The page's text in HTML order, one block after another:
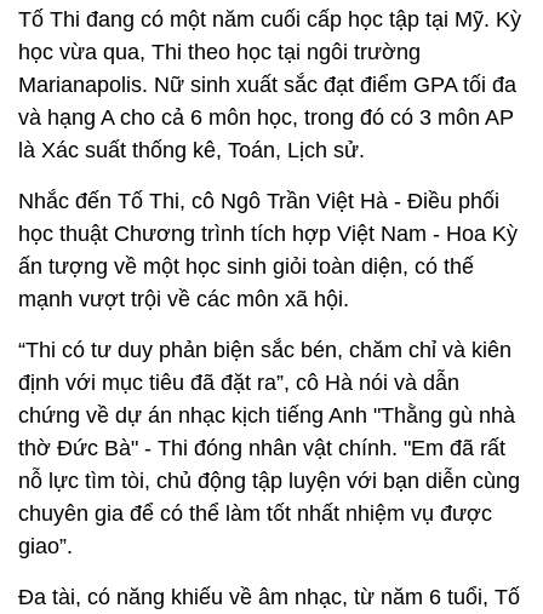
Tố Thi đang có một năm cuối cấp học tập tại Mỹ. Kỳ
học vừa qua, Thi theo học tại ngôi trường
Marianapolis. Nữ sinh xuất sắc đạt điểm GPA tối đa
và hạng A cho cả 6 môn học, trong đó có 3 môn AP
là Xác suất thống kê, Toán, Lịch sử.
Nhắc đến Tố Thi, cô Ngô Trần Việt Hà - Điều phối
học thuật Chương trình tích hợp Việt Nam - Hoa Kỳ
ấn tượng về một học sinh giỏi toàn diện, có thế
mạnh vượt trội về các môn xã hội.
“Thi có tư duy phản biện sắc bén, chăm chỉ và kiên
định với mục tiêu đã đặt ra”, cô Hà nói và dẫn
chứng về dự án nhạc kịch tiếng Anh "Thằng gù nhà
thờ Đức Bà" - Thi đóng nhân vật chính. "Em đã rất
nỗ lực tìm tòi, chủ động tập luyện với bạn diễn cùng
chuyên gia để có thể làm tốt nhất nhiệm vụ được
giao”.
Đa tài, có năng khiếu về âm nhạc, từ năm 6 tuổi, Tố